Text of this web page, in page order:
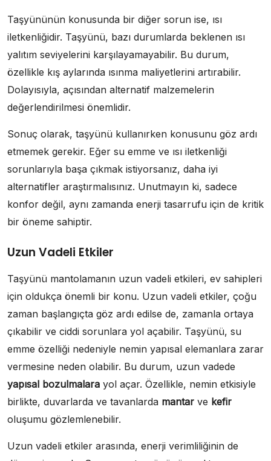
Taşyününün konusunda bir diğer sorun ise, ısı
iletkenliğidir. Taşyünü, bazı durumlarda beklenen ısı
yalıtım seviyelerini karşılayamayabilir. Bu durum,
özellikle kış aylarında ısınma maliyetlerini artırabilir.
Dolayısıyla, açısından alternatif malzemelerin
değerlendirilmesi önemlidir.
Sonuç olarak, taşyünü kullanırken konusunu göz ardı
etmemek gerekir. Eğer su emme ve ısı iletkenliği
sorunlarıyla başa çıkmak istiyorsanız, daha iyi
alternatifler araştırmalısınız. Unutmayın ki, sadece
konfor değil, aynı zamanda enerji tasarrufu için de kritik
bir öneme sahiptir.
Uzun Vadeli Etkiler
Taşyünü mantolamanın uzun vadeli etkileri, ev sahipleri
için oldukça önemli bir konu. Uzun vadeli etkiler, çoğu
zaman başlangıçta göz ardı edilse de, zamanla ortaya
çıkabilir ve ciddi sorunlara yol açabilir. Taşyünü, su
emme özelliği nedeniyle nemin yapısal elemanlara zarar
vermesine neden olabilir. Bu durum, uzun vadede
yapısal bozulmalara yol açar. Özellikle, nemin etkisiyle
birlikte, duvarlarda ve tavanlarda mantar ve kefir
oluşumu gözlemlenebilir.
Uzun vadeli etkiler arasında, enerji verimliliğinin de